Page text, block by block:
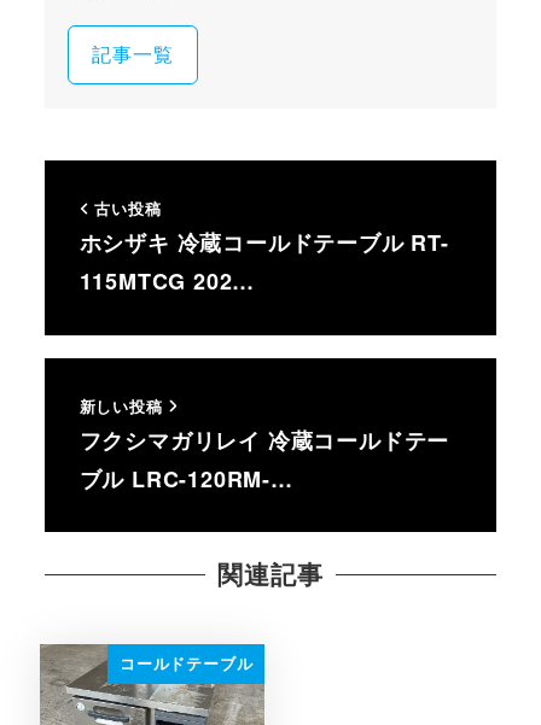
記事一覧
古い投稿
ホシザキ 冷蔵コールドテーブル RT-
115MTCG 202…
新しい投稿
フクシマガリレイ 冷蔵コールドテー
ブル LRC-120RM-…
関連記事
コールドテーブル